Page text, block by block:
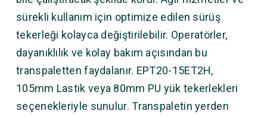
sürekli kullanım için optimize edilen sürüş
tekerleği kolayca değiştirilebilir. Operatörler,
dayanıklılık ve kolay bakım açısından bu
transpaletten faydalanır. EPT20-15ET2H,
105mm Lastik veya 80mm PU yük tekerlekleri
seçenekleriyle sunulur. Transpaletin yerden